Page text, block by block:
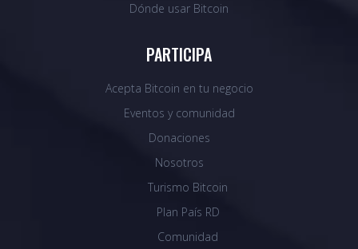
Dónde usar Bitcoin
PARTICIPA
Acepta Bitcoin en tu negocio
Eventos y comunidad
Donaciones
Nosotros
Turismo Bitcoin
Plan País RD
Comunidad